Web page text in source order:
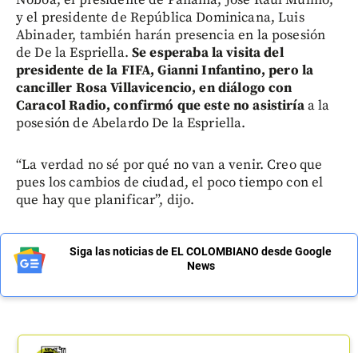
y el presidente de República Dominicana, Luis
Abinader, también harán presencia en la posesión
de De la Espriella. Se esperaba la visita del
presidente de la FIFA, Gianni Infantino, pero la
canciller Rosa Villavicencio, en diálogo con
Caracol Radio, confirmó que este no asistiríaa la
posesión de Abelardo De la Espriella.
“La verdad no sé por qué no van a venir. Creo que
pues los cambios de ciudad, el poco tiempo con el
que hay que planificar”, dijo.
Siga las noticias de EL COLOMBIANO desde Google
News